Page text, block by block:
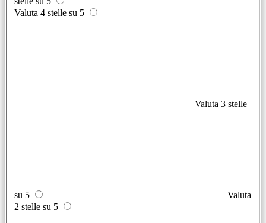
Valuta 4 stelle su 5
Valuta 3 stelle
su 5
Valuta
2 stelle su 5